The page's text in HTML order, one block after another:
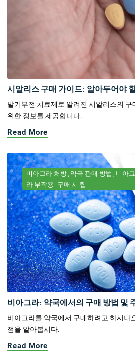
시알리스 구매 가이드: 알아두어야
발기부전 치료제로 알려진 시알리스의 구
위한 정보를 제공합니다.
Read More
비아그라 처방 약국 판매 방법 비아
라 부작용 구매 시 팁
비아그라: 약국에서의 구매 방법 및
비아그라를 약국에서 구매하려고 하시나
점을 알아봅시다.
Read More